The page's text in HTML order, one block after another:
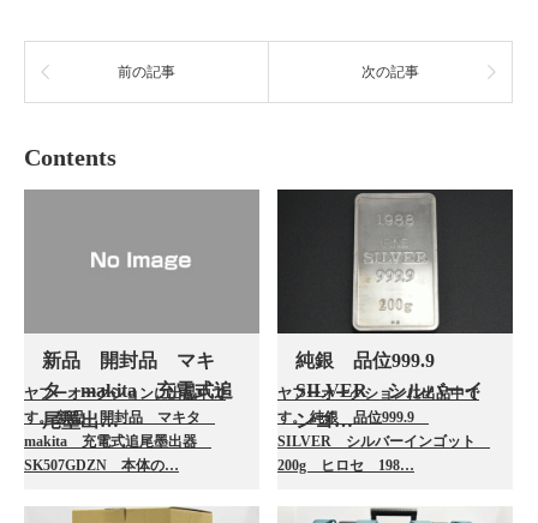
前の記事 次の記事
Contents
新品 開封品 マキ
タ makita 充電式追
尾墨出…
ヤフーオークションに出品中で
す。 新品 開封品 マキタ
makita 充電式追尾墨出器
SK507GDZN 本体の…
純銀 品位999.9
SILVER シルバーイ
ンゴ…
ヤフーオークションに出品中で
す。 純銀 品位999.9
SILVER シルバーインゴット
200g ヒロセ 198…